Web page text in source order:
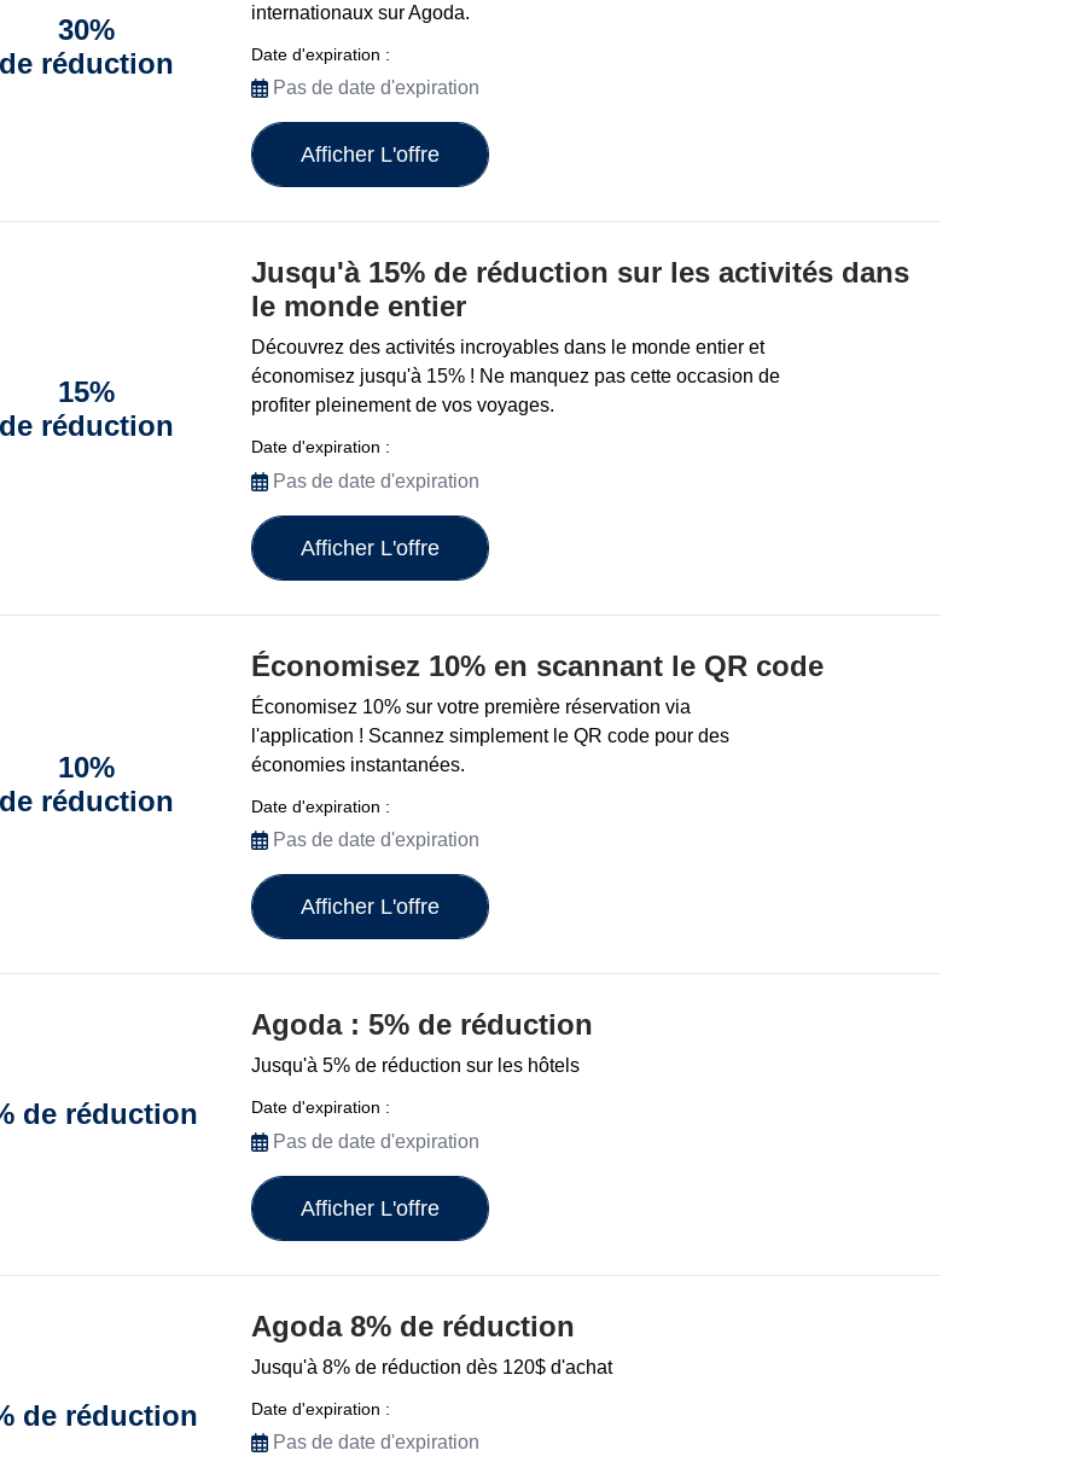
30%
réduction
internationaux sur Agoda.
Date d'expiration :
Pas de date d'expiration
Afficher L'offre
15%
réduction
Jusqu'à 15% de réduction sur les activités dans
le monde entier
Découvrez des activités incroyables dans le monde entier et
économisez jusqu'à 15% ! Ne manquez pas cette occasion de
profiter pleinement de vos voyages.
Date d'expiration :
Pas de date d'expiration
Afficher L'offre
10%
réduction
Économisez 10% en scannant le QR code
Économisez 10% sur votre première réservation via
l'application ! Scannez simplement le QR code pour des
économies instantanées.
Date d'expiration :
Pas de date d'expiration
Afficher L'offre
de réduction
Agoda : 5% de réduction
Jusqu'à 5% de réduction sur les hôtels
Date d'expiration :
Pas de date d'expiration
Afficher L'offre
de réduction
Agoda 8% de réduction
Jusqu'à 8% de réduction dès 120$ d'achat
Date d'expiration :
Pas de date d'expiration